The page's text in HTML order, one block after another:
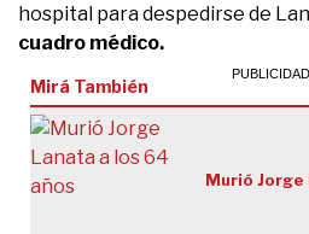
hospital para despedirse de
cuadro médico.
Mirá También
Murió Jorge